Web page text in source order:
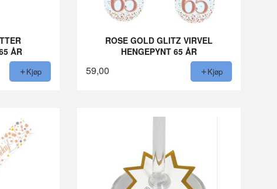
ÅR
Kjøp
ROSE GOLD GLITZ VIRVEL
HENGEPYNT 65 ÅR
59,00 Kjøp